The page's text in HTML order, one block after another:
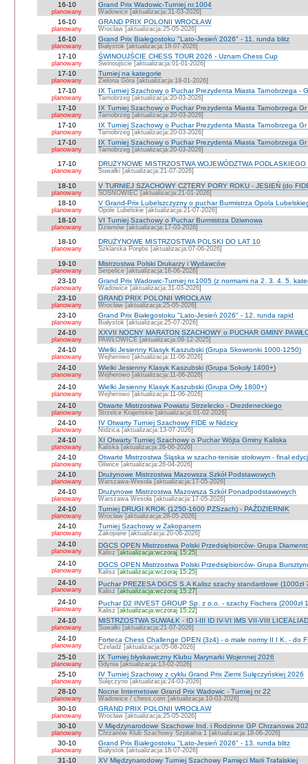
16-10
planowany
Grand Prix Wadowic-Turniej nr.1004
Wadowice [aktualizacja:31-03-2026]
16-10
planowany
GRAND PRIX POLONII WROCŁAW
Wrocław [aktualizacja:25-05-2026]
16-10
planowany
Grand Prix Białegostoku "Lato-Jesień 2026" - 11. runda blitz
Białystok [aktualizacja:18-07-2026]
17-10
planowany
ŚWINOUJŚCIE CHESS TOUR 2026 - Uznam Chess Cup
Świnoujście [aktualizacja:01-01-2026]
17-10
planowany
Turniej na kategorie
Zielona Góra [aktualizacja:18-01-2026]
17-10
planowany
IX Turniej Szachowy o Puchar Prezydenta Miasta Tarnobrzega -
Tarnobrzeg [aktualizacja:20-03-2026]
17-10
planowany
IX Turniej Szachowy o Puchar Prezydenta Miasta Tarnobrzega
Tarnobrzeg [aktualizacja:20-03-2026]
17-10
planowany
IX Turniej Szachowy o Puchar Prezydenta Miasta Tarnobrzega
Tarnobrzeg [aktualizacja:20-03-2026]
17-10
planowany
IX Turniej Szachowy o Puchar Prezydenta Miasta Tarnobrzega Gr
Tarnobrzeg [aktualizacja:20-03-2026]
17-10
planowany
DRUŻYNOWE MISTRZOSTWA WOJEWÓDZTWA
Suwałki [aktualizacja:21-07-2026]
18-10
planowany
V TURNIEJ SZACHOWY CZTERY PORY ROKU - JESIEŃ (do
SOSNOWIEC [aktualizacja:21-01-2026]
18-10
planowany
V Grand-Prix Lubelszczyzny o puchar Burmistrza Opola
Opole Lubelskie [aktualizacja:21-07-2026]
18-10
planowany
VI Turniej Szachowy o Puchar Burmistrza Dziwnowa
Dziwnów [aktualizacja:17-03-2026]
18-10
planowany
DRUŻYNOWE MISTRZOSTWA POLSKI DO LAT 10
Szklarska Porębs [aktualizacja:07-06-2026]
19-10
planowany
Mistrzostwa Polski Drukarzy i Wydawców
Serpelice [aktualizacja:16-06-2026]
23-10
planowany
Grand Prix Wadowic-Turniej nr.1005 (z normami na 2. 3. 4. 5.
Wadowice [aktualizacja:31-03-2026]
23-10
planowany
GRAND PRIX POLONII WROCŁAW
Wrocław [aktualizacja:25-05-2026]
23-10
planowany
Grand Prix Białegostoku "Lato-Jesień 2026" - 12. runda rapid
Białystok [aktualizacja:25-07-2026]
24-10
planowany
XXVII NOCNY MARATON SZACHOWY o PUCHAR GMINY
PAWŁOWICE [aktualizacja:09-12-2025]
24-10
planowany
Wielki Jesienny Klasyk Kaszubski (Grupa Skowronki 1000-1250)
Wejherowo [aktualizacja:11-06-2026]
24-10
planowany
Wielki Jesienny Klasyk Kaszubski (Grupa Sokoły 1400+)
Wejherowo [aktualizacja:11-06-2026]
24-10
planowany
Wielki Jesienny Klasyk Kaszubski (Grupa Orły 1800+)
Wejherowo [aktualizacja:11-06-2026]
24-10
planowany
Otwarte Mistrzostwa Powiatu Strzelecko - Drezdeneckiego
Strzelce Krajeńskie [aktualizacja:01-02-2026]
24-10
planowany
IV Otwarty Turniej Szachowy FIDE w Nidzicy
Nidzica [aktualizacja:13-07-2026]
24-10
planowany
XI Otwarty Turniej Szachowy o Puchar Wójta Gminy Kaliska
Kaliska [aktualizacja:26-06-2026]
24-10
planowany
Otwarte Mistrzostwa Śląska w szacho-tenisie stołowym - finał
Gliwice [aktualizacja:26-04-2026]
24-10
planowany
Drużynowe Mistrzostwa Mazowsza Szkół Podstawowych
Warszawa-Wesoła [aktualizacja:17-05-2026]
24-10
planowany
Drużynowe Mistrzostwa Mazowsza Szkół Ponadpodstawowych
Warszawa Wesoła [aktualizacja:17-05-2026]
24-10
planowany
Turniej DRUGI KROK (1250-1600 PZSzach) - PAŹDZIERNIK
Wrocław [aktualizacja:28-05-2026]
24-10
planowany
Turniej Szachowy w Zakopanem
Zakopane [aktualizacja:20-06-2026]
24-10
planowany
DGCS OPEN Mistrzostwa Polski Przedsiębiorców- Grupa
Kalisz [aktualizacja:wczoraj 15:25]
24-10
planowany
DGCS OPEN Mistrzostwa Polski Przedsiębiorców- Grupa
Kalisz [aktualizacja:wczoraj 15:25]
24-10
planowany
Puchar PREZESA DGCS S.A Kalisz szachy standardowe (1000zł
Kalisz [aktualizacja:wczoraj 15:27]
24-10
planowany
Puchar D2 INVEST GROUP Sp. z o.o. - szachy Fischera (2000zł
Kalisz [aktualizacja:wczoraj 15:22]
24-10
planowany
MISTRZOSTWA SUWAŁK - ID I-III ID IV-VI IMS VII-VIII
Suwałki [aktualizacja:21-07-2026]
24-10
planowany
Forteca Chess Challenge OPEN (3z4) - o małe normy II I K. - do
Czeladź [aktualizacja:05-08-2026]
25-10
planowany
IX Turniej błyskawiczny Klubu Marynarki Wojennej 2026
Gdynia [aktualizacja:13-02-2026]
25-10
planowany
IV Turniej Szachowy z cyklu Grand Prix Ziemi Sulęczyńskiej 2026
Sulęczyno [aktualizacja:24-03-2026]
28-10
planowany
Nocne Internetowe Grand Prix Wadowic - Turniej nr 22
Wadowice / chess.com [aktualizacja:10-03-2026]
30-10
planowany
GRAND PRIX POLONII WROCŁAW
Wrocław [aktualizacja:25-05-2026]
30-10
planowany
V Międzynarodowe Szachowe Ind. i Rodzinne GP Chrzanowa
Chrzanów Klub Szachowy Szpitalna 1 [aktualizacja:18-06-2026]
30-10
planowany
Grand Prix Białegostoku "Lato-Jesień 2026" - 13. runda blitz
Białystok [aktualizacja:18-07-2026]
31-10 XV Międzynarodowy Turniej Szachowy Pamięci Marii Trafalskiej